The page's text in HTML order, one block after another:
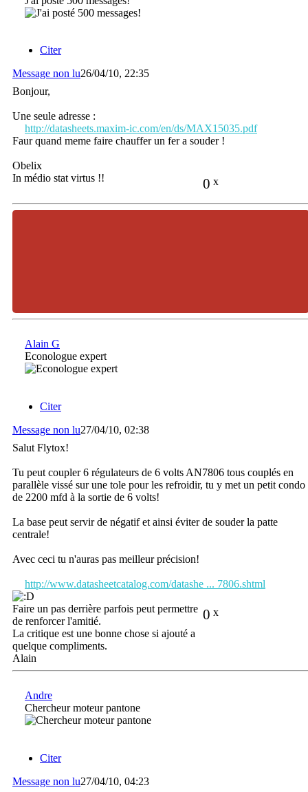
Citer
Message non lu26/04/10, 22:35
Bonjour,
Une seule adresse :
http://datasheets.maxim-ic.com/en/ds/MAX15035.pdf
Faur quand meme faire chauffer un fer a souder !
Obelix
0 x
In médio stat virtus !!
Alain G
Econologue expert
Citer
Message non lu27/04/10, 02:38
Salut Flytox!
Tu peut coupler 6 régulateurs de 6 volts AN7806 tous couplés en
parallèle vissé sur une tole pour les refroidir, tu y met un petit condo
de 2200 mfd à la sortie de 6 volts!
La base peut servir de négatif et ainsi éviter de souder la patte
centrale!
Avec ceci tu n'auras pas meilleur précision!
http://www.datasheetcatalog.com/datashe ... 7806.shtml
0 x
Faire un pas derrière parfois peut permettre
de renforcer l'amitié.
La critique est une bonne chose si ajouté a
quelque compliments.
Alain
Andre
Chercheur moteur pantone
Citer
Message non lu27/04/10, 04:23